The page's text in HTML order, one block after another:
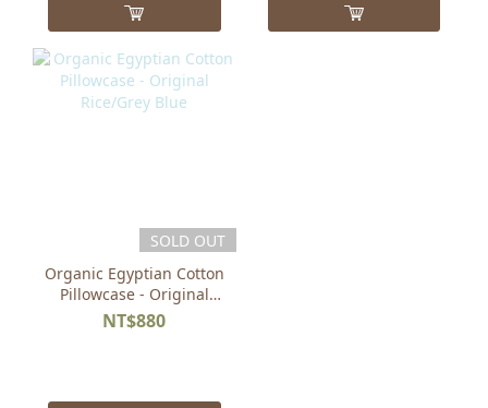
SOLD OUT
Organic Egyptian Cotton
Pillowcase - Original
Rice/Grey Blue
NT$880